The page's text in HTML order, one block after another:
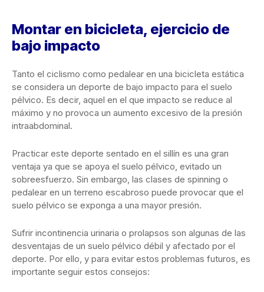
Montar en bicicleta, ejercicio de
bajo impacto
Tanto el ciclismo como pedalear en una bicicleta estática
se considera un deporte de bajo impacto para el suelo
pélvico. Es decir, aquel en el que impacto se reduce al
máximo y no provoca un aumento excesivo de la presión
intraabdominal.
Practicar este deporte sentado en el sillín es una gran
ventaja ya que se apoya el suelo pélvico, evitado un
sobreesfuerzo. Sin embargo, las clases de spinning o
pedalear en un terreno escabroso puede provocar que el
suelo pélvico se exponga a una mayor presión.
Sufrir incontinencia urinaria o prolapsos son algunas de las
desventajas de un suelo pélvico débil y afectado por el
deporte. Por ello, y para evitar estos problemas futuros, es
importante seguir estos consejos: